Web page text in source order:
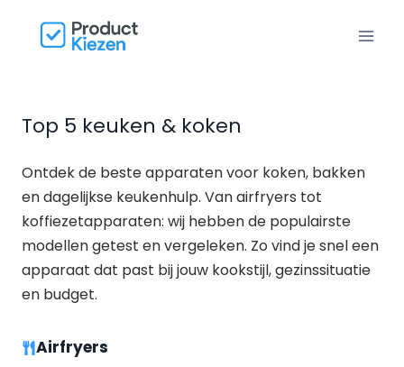
Top 5 keuken & koken
Ontdek de beste apparaten voor koken, bakken
en dagelijkse keukenhulp. Van airfryers tot
koffiezetapparaten: wij hebben de populairste
modellen getest en vergeleken. Zo vind je snel een
apparaat dat past bij jouw kookstijl, gezinssituatie
en budget.
Airfryers